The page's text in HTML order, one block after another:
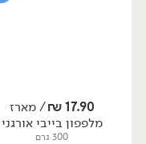
מארז
17.90
₪/ מארז
מלפפון בייבי אורגני
300 גרם